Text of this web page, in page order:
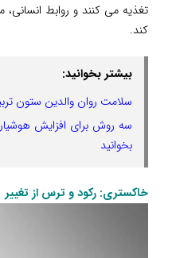
تغذیه می کنند و روابط انسانی،
کند.
بیشتر بخوانید:
سلامت روان والدین ستون
سه روش برای افزایش
بخوانید
خاکستری: رکود و ترس از تغییر